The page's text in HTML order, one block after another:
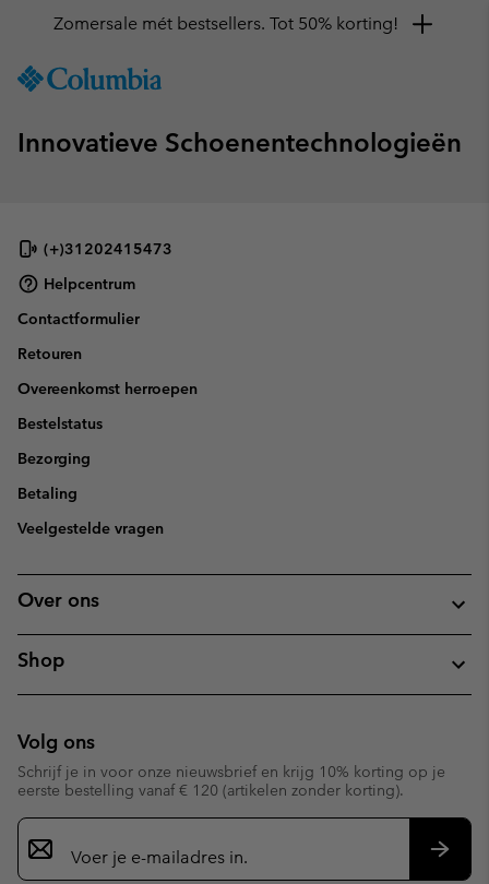
TO
SKIP
SKIP
SEARCH
Zomersale mét bestsellers. Tot 50% korting!
Innovatieve Schoenentechnologieën
(+)31202415473
Helpcentrum
Contactformulier
Retouren
Overeenkomst herroepen
Bestelstatus
Bezorging
Betaling
Veelgestelde vragen
Over ons
Shop
Volg ons
Schrijf je in voor onze nieuwsbrief en krijg 10% korting op je
eerste bestelling vanaf € 120 (artikelen zonder korting).
Aanmelden
voor
e-